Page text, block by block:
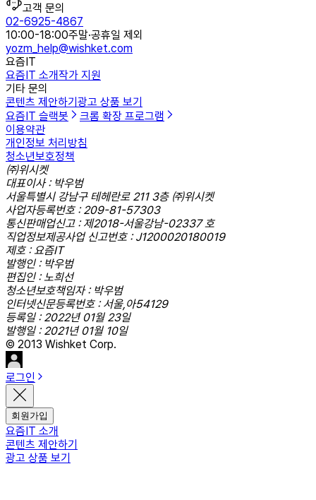
고객 문의
02-6925-4867
10:00-18:00주말·공휴일 제외
yozm_help@wishket.com
요즘IT
요즘IT 소개작가 지원
기타 문의
콘텐츠 제안하기광고 상품 보기
요즘IT 슬랙봇
크롬 확장 프로그램
이용약관
개인정보 처리방침
청소년보호정책
㈜위시켓
대표이사 : 박우범
서울특별시 강남구 테헤란로 211 3층 ㈜위시켓
사업자등록번호 : 209-81-57303
통신판매업신고 : 제2018-서울강남-02337 호
직업정보제공사업 신고번호 : J1200020180019
제호 : 요즘IT
발행인 : 박우범
편집인 : 노희선
청소년보호책임자 : 박우범
인터넷신문등록번호 : 서울,아54129
등록일 : 2022년 01월 23일
발행일 : 2021년 01월 10일
© 2013 Wishket Corp.
로그인
회원가입
요즘IT 소개
콘텐츠 제안하기
광고 상품 보기